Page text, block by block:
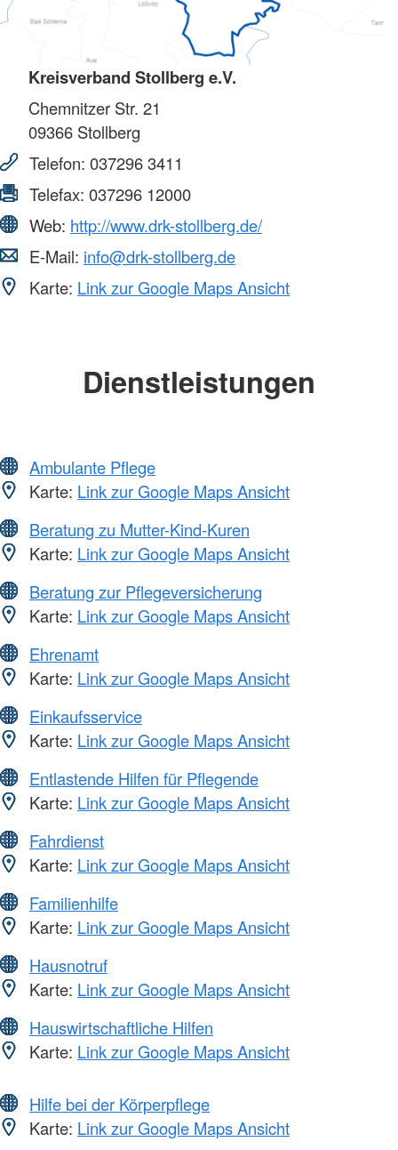
Kreisverband Stollberg e.V.
Chemnitzer Str. 21
09366 Stollberg
Telefon: 037296 3411
Telefax: 037296 12000
Web: http://www.drk-stollberg.de/
E-Mail: info@drk-stollberg.de
Karte: Link zur Google Maps Ansicht
Dienstleistungen
Ambulante Pflege
Karte: Link zur Google Maps Ansicht
Beratung zu Mutter-Kind-Kuren
Karte: Link zur Google Maps Ansicht
Beratung zur Pflegeversicherung
Karte: Link zur Google Maps Ansicht
Ehrenamt
Karte: Link zur Google Maps Ansicht
Einkaufsservice
Karte: Link zur Google Maps Ansicht
Entlastende Hilfen für Pflegende
Karte: Link zur Google Maps Ansicht
Fahrdienst
Karte: Link zur Google Maps Ansicht
Familienhilfe
Karte: Link zur Google Maps Ansicht
Hausnotruf
Karte: Link zur Google Maps Ansicht
Hauswirtschaftliche Hilfen
Karte: Link zur Google Maps Ansicht
Hilfe bei der Körperpflege
Karte: Link zur Google Maps Ansicht